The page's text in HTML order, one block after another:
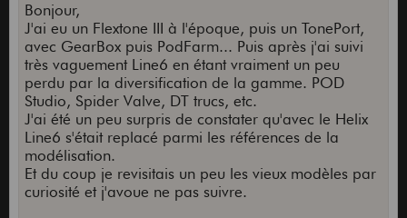
Bonjour,
J'ai eu un Flextone III à l'époque, puis un TonePort,
avec GearBox puis PodFarm... Puis après j'ai suivi
très vaguement Line6 en étant vraiment un peu
perdu par la diversification de la gamme. POD
Studio, Spider Valve, DT trucs, etc.
J'ai été un peu surpris de constater qu'avec le Helix
Line6 s'était replacé parmi les références de la
modélisation.
Et du coup je revisitais un peu les vieux modèles par
curiosité et j'avoue ne pas suivre.